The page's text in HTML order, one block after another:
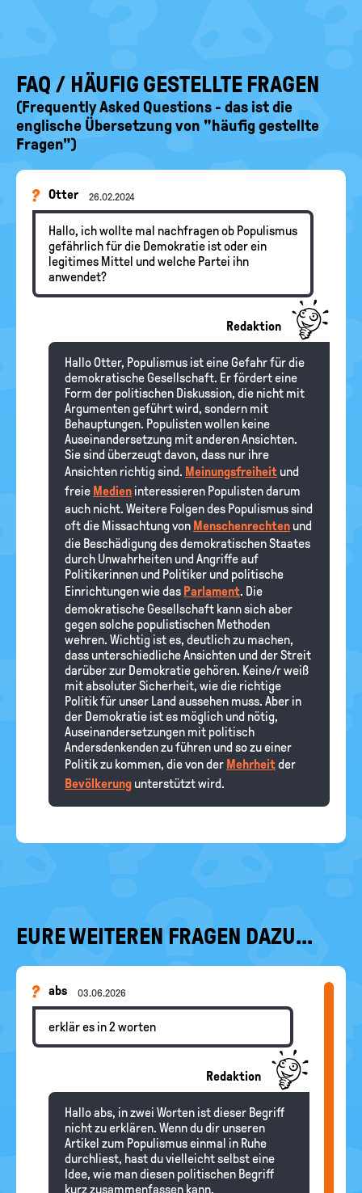
FAQ / HÄUFIG GESTELLTE FRAGEN
(Frequently Asked Questions - das ist die
englische Übersetzung von "häufig gestellte
Fragen")
Otter 26.02.2024
Hallo, ich wollte mal nachfragen ob Populismus
gefährlich für die Demokratie ist oder ein
legitimes Mittel und welche Partei ihn
anwendet?
Redaktion
Hallo Otter, Populismus ist eine Gefahr für die
demokratische Gesellschaft. Er fördert eine
Form der politischen Diskussion, die nicht mit
Argumenten geführt wird, sondern mit
Behauptungen. Populisten wollen keine
Auseinandersetzung mit anderen Ansichten.
Sie sind überzeugt davon, dass nur ihre
Ansichten richtig sind. Meinungsfreiheit und
freie Medien interessieren Populisten darum
auch nicht. Weitere Folgen des Populismus sind
oft die Missachtung von Menschenrechten und
die Beschädigung des demokratischen Staates
durch Unwahrheiten und Angriffe auf
Politikerinnen und Politiker und politische
Einrichtungen wie das Parlament. Die
demokratische Gesellschaft kann sich aber
gegen solche populistischen Methoden
wehren. Wichtig ist es, deutlich zu machen,
dass unterschiedliche Ansichten und der Streit
darüber zur Demokratie gehören. Keine/r weiß
mit absoluter Sicherheit, wie die richtige
Politik für unser Land aussehen muss. Aber in
der Demokratie ist es möglich und nötig,
Auseinandersetzungen mit politisch
Andersdenkenden zu führen und so zu einer
Politik zu kommen, die von der Mehrheitder
Bevölkerung unterstützt wird.
EURE WEITEREN FRAGEN DAZU...
abs 03.06.2026
erklär es in 2 worten
Redaktion
Hallo abs, in zwei Worten ist dieser Begriff
nicht zu erklären. Wenn du dir unseren
Artikel zum Populismus einmal in Ruhe
durchliest, hast du vielleicht selbst eine
Idee, wie man diesen politischen Begriff
kurz zusammenfassen kann.